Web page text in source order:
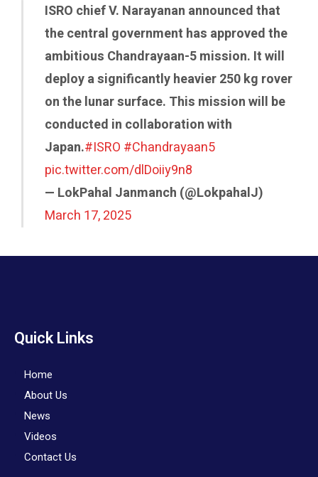
ISRO chief V. Narayanan announced that
the central government has approved the
ambitious Chandrayaan-5 mission. It will
deploy a significantly heavier 250 kg rover
on the lunar surface. This mission will be
conducted in collaboration with
Japan.#ISRO #Chandrayaan5
pic.twitter.com/dlDoiiy9n8
— LokPahal Janmanch (@LokpahalJ)
March 17, 2025
Quick Links
Home
About Us
News
Videos
Contact Us